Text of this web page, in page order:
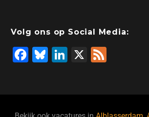
o
o
k
n
o
n
s
p
Volg ons op Social Media:
F
Bl
Li X